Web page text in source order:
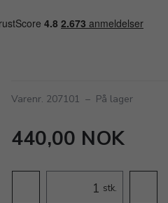
Varenr. 207101 – På lager
440,00 NOK
stk.